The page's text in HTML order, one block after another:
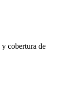
cobertura de